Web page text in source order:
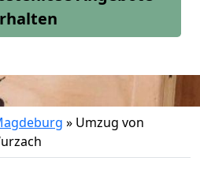
» Umzug von